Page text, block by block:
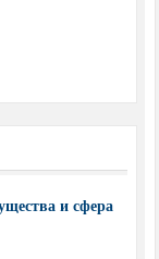
и сфера